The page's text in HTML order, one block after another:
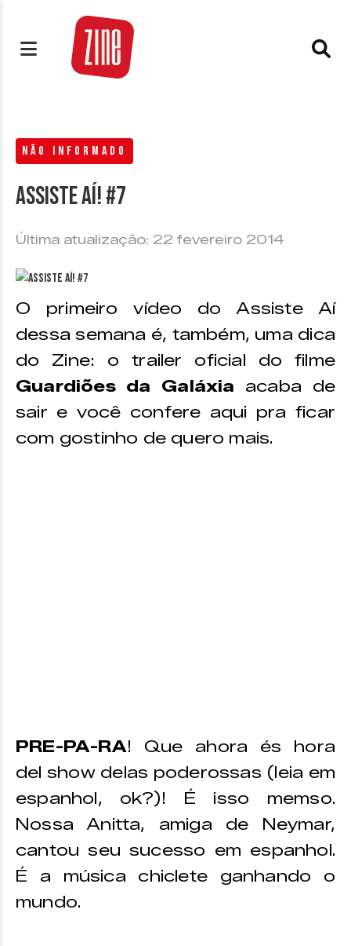
NÃO INFORMADO
Assiste aí! #7
Última atualização: 22 fevereiro 2014
O primeiro vídeo do Assiste Aí
dessa semana é, também, uma dica
do Zine: o trailer oficial do filme
Guardiões da Galáxia acaba de
sair e você confere aqui pra ficar
com gostinho de quero mais.
PRE-PA-RA! Que ahora és hora
del show delas poderossas (leia em
espanhol, ok?)! É isso memso.
Nossa Anitta, amiga de Neymar,
cantou seu sucesso em espanhol.
É a música chiclete ganhando o
mundo.